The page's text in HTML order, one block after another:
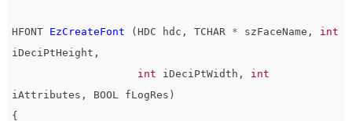
HFONT EzCreateFont ( HDC hdc , TCHAR * szFaceName ,
int
iDeciPtHeight ,
int
iDeciPtWidth ,
int
iAttributes , BOOL fLogRes )
{